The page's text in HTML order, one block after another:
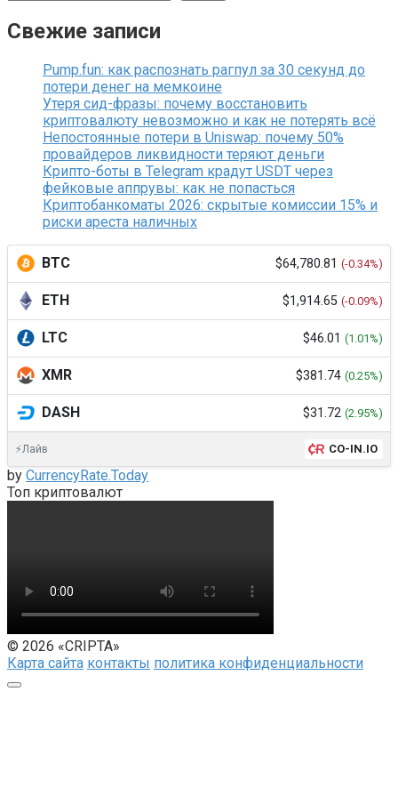
Свежие записи
Pump.fun: как распознать рагпул за 30 секунд до
потери денег на мемкоине
Утеря сид-фразы: почему восстановить
криптовалюту невозможно и как не потерять всё
Непостоянные потери в Uniswap: почему 50%
провайдеров ликвидности теряют деньги
Крипто-боты в Telegram крадут USDT через
фейковые аппрувы: как не попасться
Криптобанкоматы 2026: скрытые комиссии 15% и
риски ареста наличных
BTC $64,780.81 (-0.34%)
ETH $1,914.65 (-0.09%)
LTC $46.01 (1.01%)
XMR $381.74 (0.25%)
DASH $31.72 (2.95%)
⚡Лайв CO-IN.IO
by CurrencyRate.Today
Топ криптовалют
© 2026 «CRIPTA»
Карта сайта контакты политика конфиденциальности